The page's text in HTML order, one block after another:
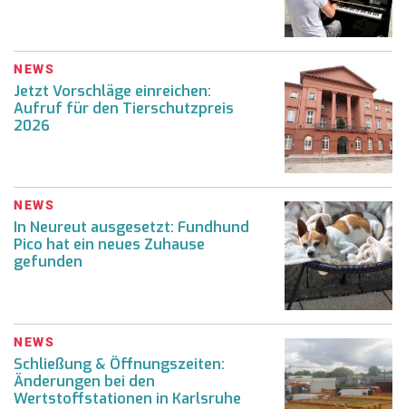
NEWS
Jetzt Vorschläge einreichen:
Aufruf für den Tierschutzpreis
2026
NEWS
In Neureut ausgesetzt: Fundhund
Pico hat ein neues Zuhause
gefunden
NEWS
Schließung & Öffnungszeiten:
Änderungen bei den
Wertstoffstationen in Karlsruhe